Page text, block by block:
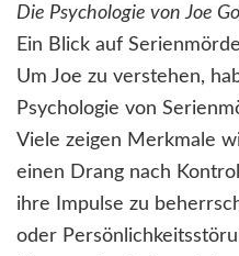
Die Psychologie von Joe
Ein Blick auf
Um Joe zu verstehen,
Psychologie von
Viele zeigen Merkmale
einen Drang nach
ihre Impulse zu
oder